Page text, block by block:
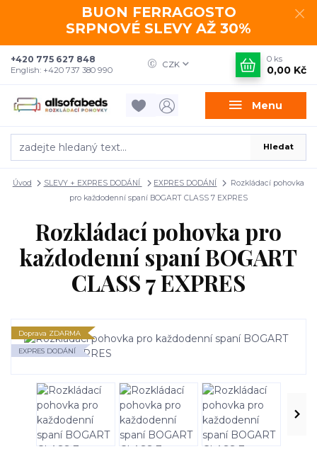
BUON FERRAGOSTO
SRPNOVÉ SLEVY AŽ 30%
Menu
CZK
Hledat
+420 775 627 848
English: +420 737 380 990
0 ks
0,00 Kč
Úvod SLEVY + EXPRES DODÁNÍ EXPRES DODÁNÍ
Rozkládací pohovka
pro každodenní spaní BOGART CLASS 7 EXPRES
Rozkládací pohovka pro
každodenní spaní BOGART
CLASS 7 EXPRES
Doprava ZDARMA
EXPRES DODÁNÍ